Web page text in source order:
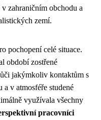
zahraničním obchodu a
zemí.
pochopení celé situace.
období zostřené
jakýmkoliv kontaktům s
v atmosféře studené
využívala všechny
pracovníci